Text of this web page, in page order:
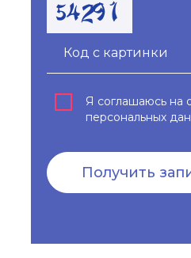
Я соглашаюсь на
персональных